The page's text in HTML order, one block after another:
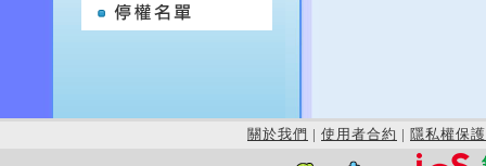
關於我們 | 使用者合約 | 隱私權保護